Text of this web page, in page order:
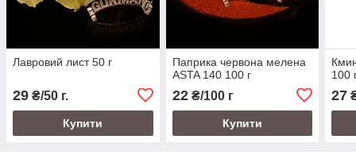
Лавровий лист 50 г
29 ₴/50 г.
Купити
Паприка червона мелена
ASTA 140 100 г
22₴/100 г
Купити
100
27